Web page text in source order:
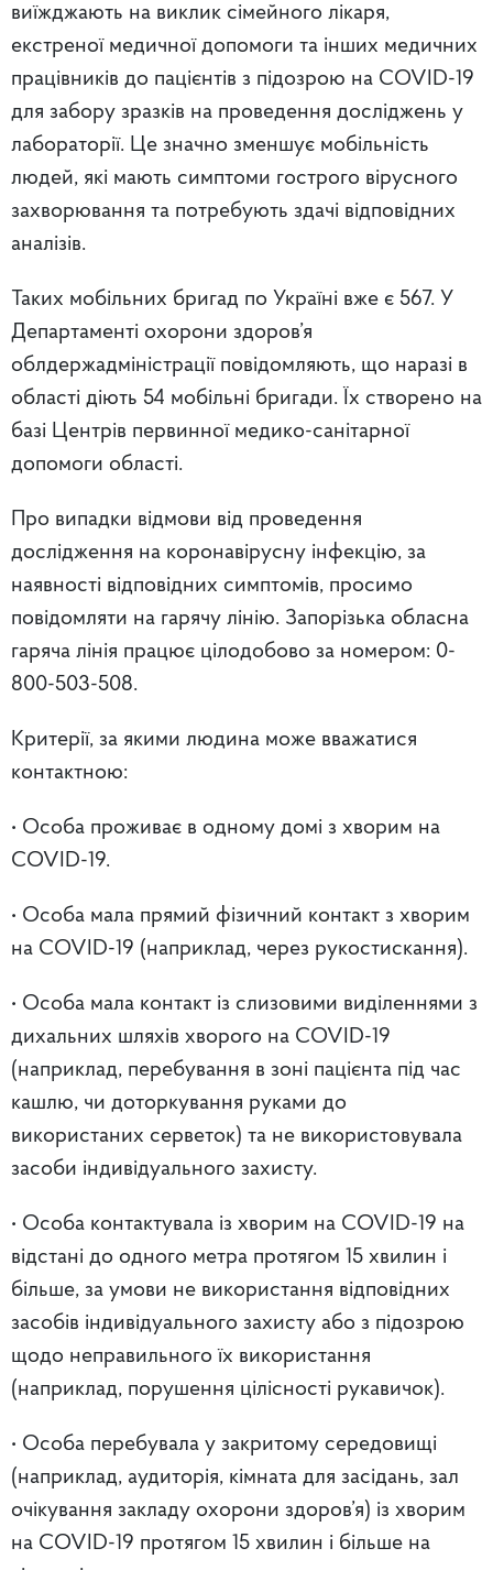
виїжджають на виклик сімейного лікаря,
екстреної медичної допомоги та інших медичних
працівників до пацієнтів з підозрою на COVID-19
для забору зразків на проведення досліджень у
лабораторії. Це значно зменшує мобільність
людей, які мають симптоми гострого вірусного
захворювання та потребують здачі відповідних
аналізів.
Таких мобільних бригад по Україні вже є 567. У
Департаменті охорони здоров’я
облдержадміністрації повідомляють, що наразі в
області діють 54 мобільні бригади. Їх створено на
базі Центрів первинної медико-санітарної
допомоги області.
Про випадки відмови від проведення
дослідження на коронавірусну інфекцію, за
наявності відповідних симптомів, просимо
повідомляти на гарячу лінію. Запорізька обласна
гаряча лінія працює цілодобово за номером: 0-
800-503-508.
Критерії, за якими людина може вважатися
контактною:
• Особа проживає в одному домі з хворим на
COVID-19.
• Особа мала прямий фізичний контакт з хворим
на COVID-19 (наприклад, через рукостискання).
• Особа мала контакт із слизовими виділеннями з
дихальних шляхів хворого на COVID-19
(наприклад, перебування в зоні пацієнта під час
кашлю, чи доторкування руками до
використаних серветок) та не використовувала
засоби індивідуального захисту.
• Особа контактувала із хворим на COVID-19 на
відстані до одного метра протягом 15 хвилин і
більше, за умови не використання відповідних
засобів індивідуального захисту або з підозрою
щодо неправильного їх використання
(наприклад, порушення цілісності рукавичок).
• Особа перебувала у закритому середовищі
(наприклад, аудиторія, кімната для засідань, зал
очікування закладу охорони здоров’я) із хворим
на COVID-19 протягом 15 хвилин і більше на